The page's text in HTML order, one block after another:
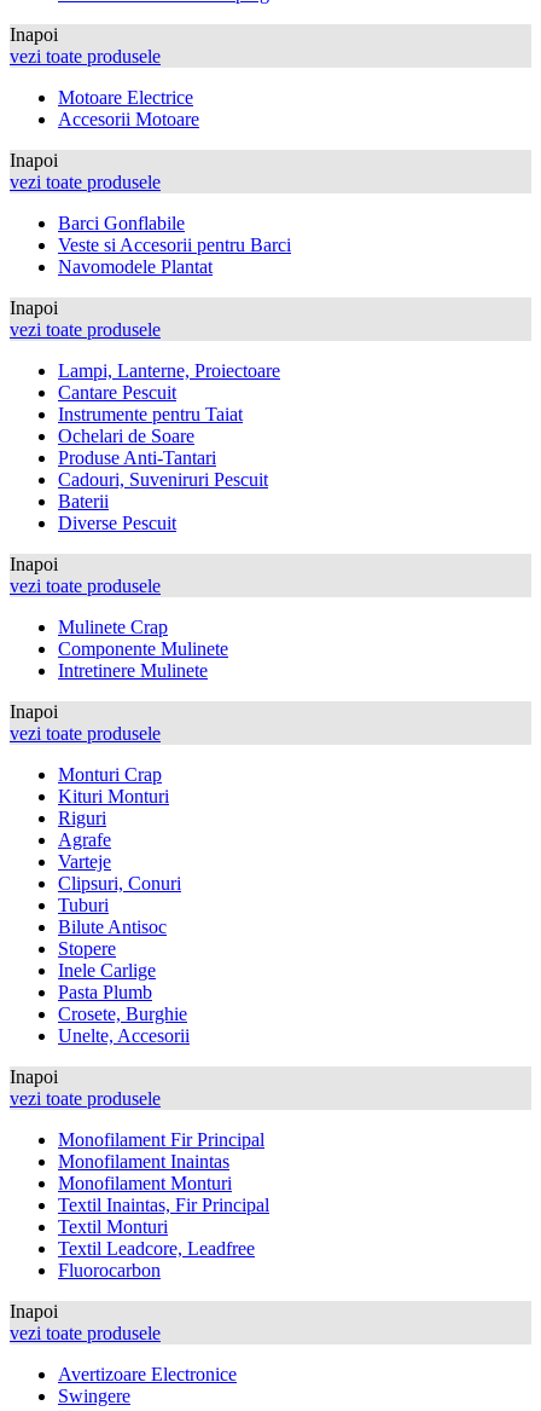
Inapoi
vezi toate produsele
Motoare Electrice
Accesorii Motoare
Inapoi
vezi toate produsele
Barci Gonflabile
Veste si Accesorii pentru Barci
Navomodele Plantat
Inapoi
vezi toate produsele
Lampi, Lanterne, Proiectoare
Cantare Pescuit
Instrumente pentru Taiat
Ochelari de Soare
Produse Anti-Tantari
Cadouri, Suveniruri Pescuit
Baterii
Diverse Pescuit
Inapoi
vezi toate produsele
Mulinete Crap
Componente Mulinete
Intretinere Mulinete
Inapoi
vezi toate produsele
Monturi Crap
Kituri Monturi
Riguri
Agrafe
Varteje
Clipsuri, Conuri
Tuburi
Bilute Antisoc
Stopere
Inele Carlige
Pasta Plumb
Crosete, Burghie
Unelte, Accesorii
Inapoi
vezi toate produsele
Monofilament Fir Principal
Monofilament Inaintas
Monofilament Monturi
Textil Inaintas, Fir Principal
Textil Monturi
Textil Leadcore, Leadfree
Fluorocarbon
Inapoi
vezi toate produsele
Avertizoare Electronice
Swingere